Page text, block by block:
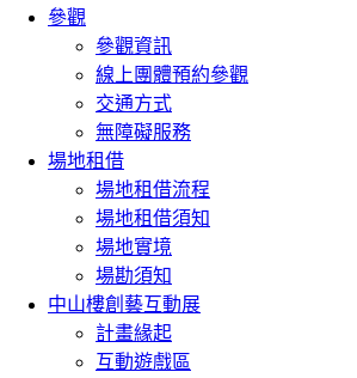
參觀
參觀資訊
線上團體預約參觀
交通方式
無障礙服務
場地租借
場地租借流程
場地租借須知
場地實境
場勘須知
中山樓創藝互動展
計畫緣起
互動遊戲區